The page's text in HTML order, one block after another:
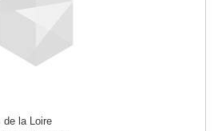
de la Loire